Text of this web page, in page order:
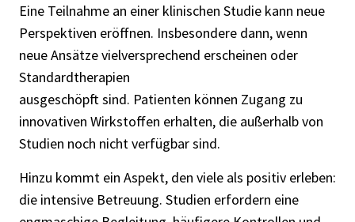
Eine Teilnahme an einer klinischen Studie kann neue
Perspektiven eröffnen. Insbesondere dann, wenn
neue Ansätze vielversprechend erscheinen oder
Standardtherapien
ausgeschöpft sind. Patienten können Zugang zu
innovativen Wirkstoffen erhalten, die außerhalb von
Studien noch nicht verfügbar sind.
Hinzu kommt ein Aspekt, den viele als positiv erleben:
die intensive Betreuung. Studien erfordern eine